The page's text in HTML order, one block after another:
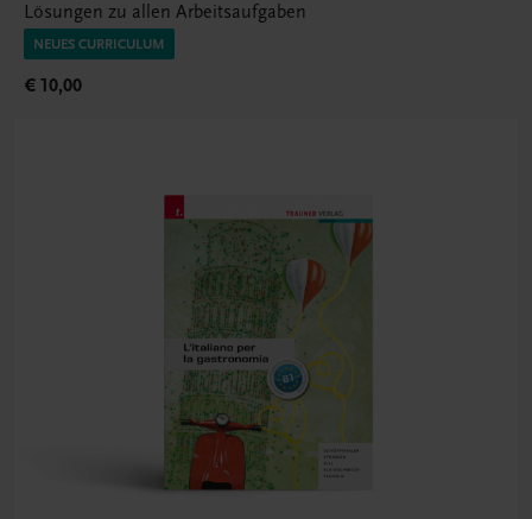
Lösungen zu allen Arbeitsaufgaben
NEUES CURRICULUM
€ 10,00